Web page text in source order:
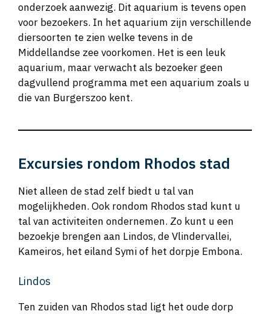
onderzoek aanwezig. Dit aquarium is tevens open
voor bezoekers. In het aquarium zijn verschillende
diersoorten te zien welke tevens in de
Middellandse zee voorkomen. Het is een leuk
aquarium, maar verwacht als bezoeker geen
dagvullend programma met een aquarium zoals u
die van Burgerszoo kent.
Excursies rondom Rhodos stad
Niet alleen de stad zelf biedt u tal van
mogelijkheden. Ook rondom Rhodos stad kunt u
tal van activiteiten ondernemen. Zo kunt u een
bezoekje brengen aan Lindos, de Vlindervallei,
Kameiros, het eiland Symi of het dorpje Embona.
Lindos
Ten zuiden van Rhodos stad ligt het oude dorp